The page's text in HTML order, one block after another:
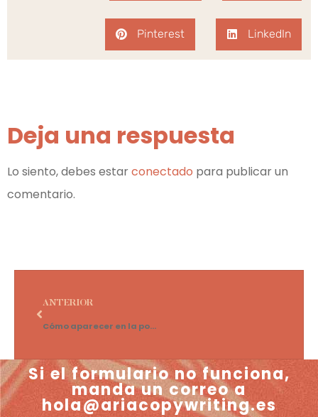
Pinterest LinkedIn
Deja una respuesta
Lo siento, debes estarconectado para publicar un
comentario.
ANTERIOR
Cómo aparecer en la posición cero de Google
Si el formulario no funciona,
manda un correo a
hola@ariacopywriting.es